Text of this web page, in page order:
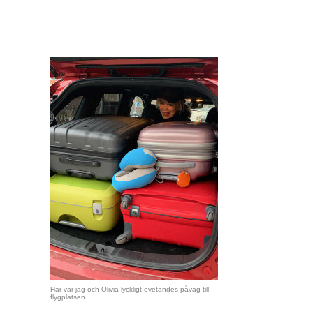
Här var jag och Olivia lyckligt ovetandes påväg till
flygplatsen